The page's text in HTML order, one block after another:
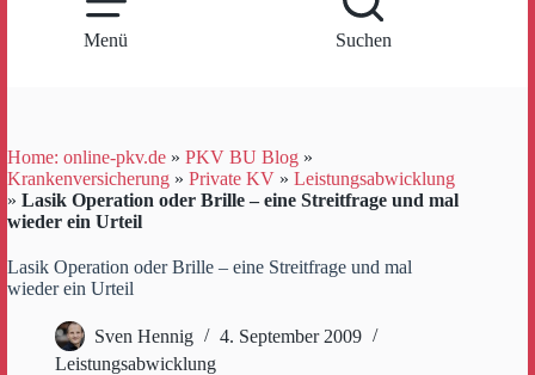
Menü Suchen
Home: online-pkv.de » PKV BU Blog »
Krankenversicherung » Private KV » Leistungsabwicklung
» Lasik Operation oder Brille – eine Streitfrage und mal
wieder ein Urteil
Lasik Operation oder Brille – eine Streitfrage und mal
wieder ein Urteil
Sven Hennig
4. September 2009
Leistungsabwicklung